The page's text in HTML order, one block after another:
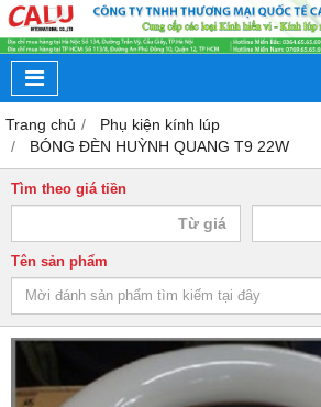
Trang chủ
Phụ kiện kính lúp
BÓNG ĐÈN HUỲNH QUANG T9 22W
Tìm theo giá tiền
Tên sản phẩm